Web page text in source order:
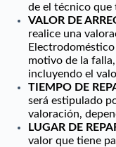
de el técnico que
VALOR DE
realice una
motivo de la
incluyendo el
TIEMPO DE
será estipulado
valoración,
LUGAR DE
valor que tiene